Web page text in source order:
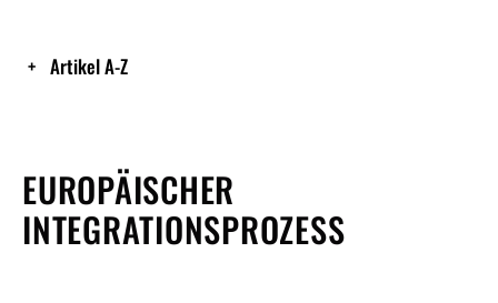
Artikel A-Z
EUROPÄISCHER
INTEGRATIONSPROZESS